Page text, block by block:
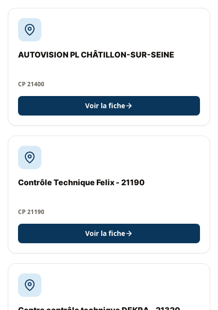
AUTOVISION PL CHÂTILLON-SUR-SEINE
CP 21400
Voir la fiche
Contrôle Technique Felix - 21190
CP 21190
Voir la fiche